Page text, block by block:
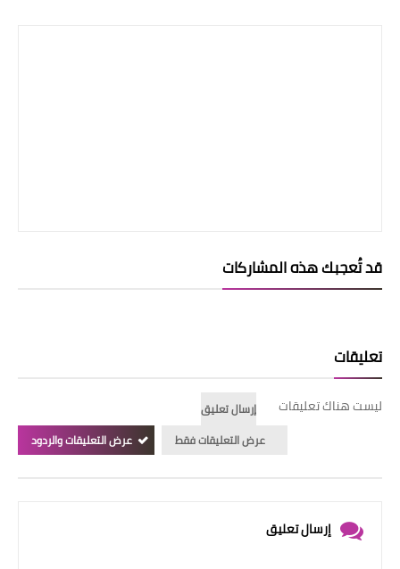
قد تُعجبك هذه المشاركات
تعليقات
ليست هناك تعليقات
إرسال تعليق
عرض التعليقات فقط
عرض التعليقات والردود
إرسال تعليق